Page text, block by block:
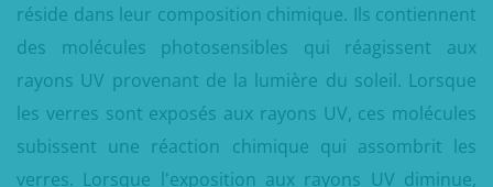
réside dans leur composition chimique. Ils contiennent
des molécules photosensibles qui réagissent aux
rayons UV provenant de la lumière du soleil. Lorsque
les verres sont exposés aux rayons UV, ces molécules
subissent une réaction chimique qui assombrit les
verres. Lorsque l'exposition aux rayons UV diminue,